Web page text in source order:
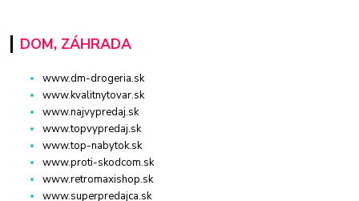
DOM, ZÁHRADA
www.dm-drogeria.sk
www.kvalitnytovar.sk
www.najvypredaj.sk
www.topvypredaj.sk
www.top-nabytok.sk
www.proti-skodcom.sk
www.retromaxishop.sk
www.superpredajca.sk